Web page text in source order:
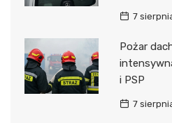
7
Pożar
i PSP
7